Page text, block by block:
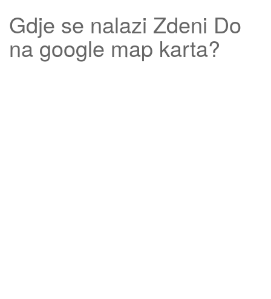
Gdje se nalazi Zdeni Do
na google map karta?